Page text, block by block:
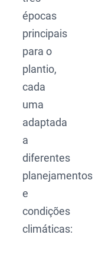
épocas
principais
para o
plantio,
cada
uma
adaptada
a
diferentes
planejamentos
e
condições
climáticas: